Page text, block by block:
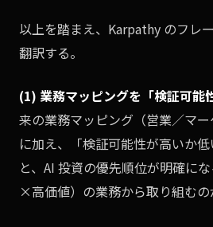
以上を踏まえ、Karpathy のフレ
翻訳する。
(1) 業務マッピングを「検証可能
来の業務マッピング（営業／マー
に加え、「検証可能性が高いか
と、AI 投資の優先順位が明確に
×高価値）の業務から取り組むの